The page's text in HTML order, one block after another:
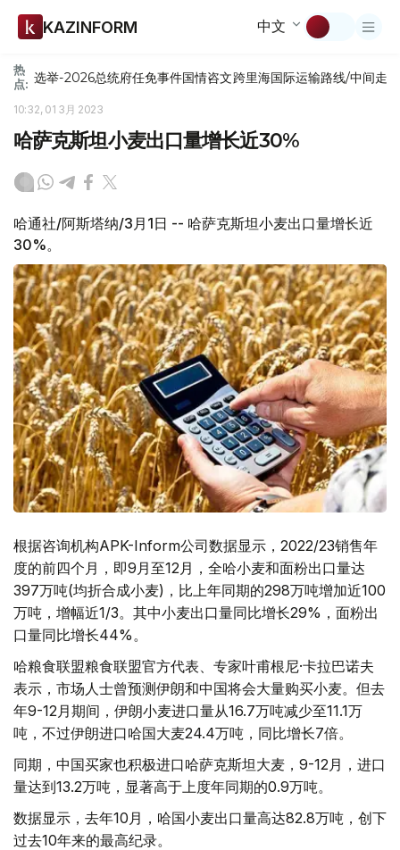
KAZINFORM 中文
热
点: 选举-2026总统府任免事件国情咨文跨里海国际运输路线/中间走廊
10:32, 01 3月 2023
哈萨克斯坦小麦出口量增长近30%
哈通社/阿斯塔纳/3月1日 -- 哈萨克斯坦小麦出口量增长近
30%。
根据咨询机构APK-Inform公司数据显示，2022/23销售年
度的前四个月，即9月至12月，全哈小麦和面粉出口量达
397万吨(均折合成小麦)，比上年同期的298万吨增加近100
万吨，增幅近1/3。其中小麦出口量同比增长29%，面粉出
口量同比增长44%。
哈粮食联盟粮食联盟官方代表、专家叶甫根尼·卡拉巴诺夫
表示，市场人士曾预测伊朗和中国将会大量购买小麦。但去
年9-12月期间，伊朗小麦进口量从16.7万吨减少至11.1万
吨，不过伊朗进口哈国大麦24.4万吨，同比增长7倍。
同期，中国买家也积极进口哈萨克斯坦大麦，9-12月，进口
量达到13.2万吨，显著高于上度年同期的0.9万吨。
数据显示，去年10月，哈国小麦出口量高达82.8万吨，创下
过去10年来的最高纪录。